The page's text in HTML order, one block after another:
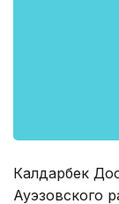
Калдарбек
Ауэзовского